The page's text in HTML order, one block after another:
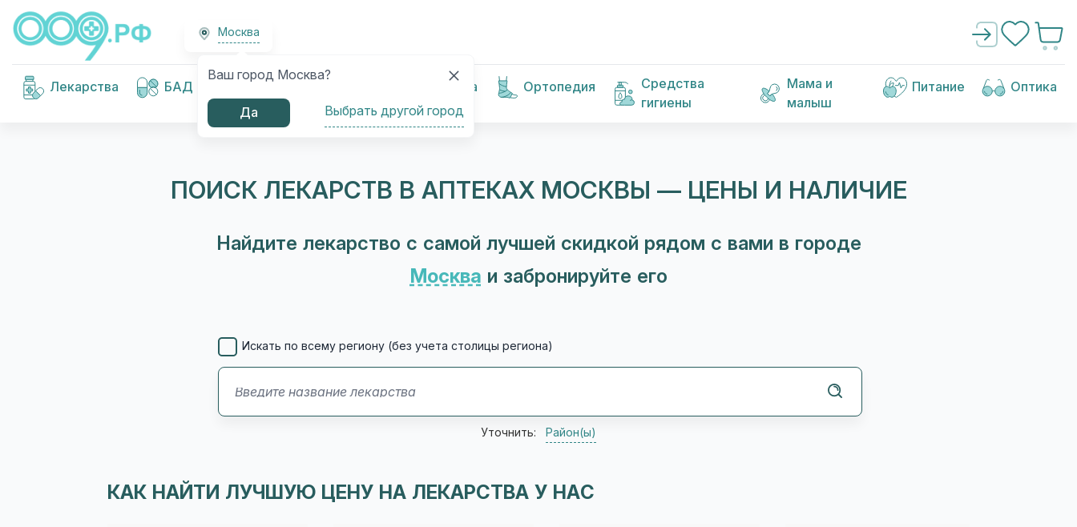
Москва
Ваш город Москва?
Да Выбрать другой город
Лекарства БАД
Медицинские
изделия
Косметика Ортопедия
Средства
гигиены
Мама и
малыш
Питание Оптика
ПОИСК ЛЕКАРСТВ В АПТЕКАХ МОСКВЫ — ЦЕНЫ И НАЛИЧИЕ
Найдите лекарство с самой лучшей скидкой рядом с вами в городе
Москва и забронируйте его
Искать по всему региону (без учета столицы региона)
Уточнить: Район(ы)
КАК НАЙТИ ЛУЧШУЮ ЦЕНУ НА ЛЕКАРСТВА У НАС